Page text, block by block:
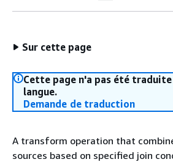
Sur cette page
Cette page n'a pas été
langue.
Demande de traduction
A transform operation that
sources based on specified join